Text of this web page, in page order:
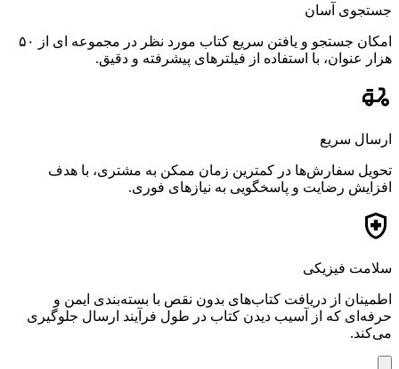
جستجوی آسان
امکان جستجو و یافتن سریع کتاب مورد نظر در مجموعه ای از ۵۰
هزار عنوان، با استفاده از فیلترهای پیشرفته و دقیق.
ارسال سریع
تحویل سفارش‌ها در کمترین زمان ممکن به مشتری، با هدف
افزایش رضایت و پاسخگویی به نیازهای فوری.
سلامت فیزیکی
اطمینان از دریافت کتاب‌های بدون نقص با بسته‌بندی ایمن و
حرفه‌ای که از آسیب دیدن کتاب در طول فرآیند ارسال جلوگیری
می‌کند.